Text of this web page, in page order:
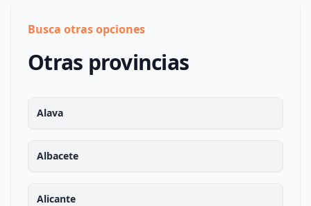
Busca otras opciones
Otras provincias
Alava
Albacete
Alicante